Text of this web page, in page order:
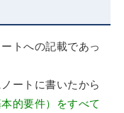
トへの記載であっ
ートに書いたから
的要件）をすべて